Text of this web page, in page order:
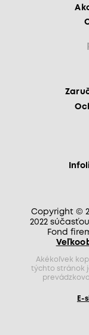
Copyright ©
2022
Fond
Akékoľvek
týchto stránok
E-